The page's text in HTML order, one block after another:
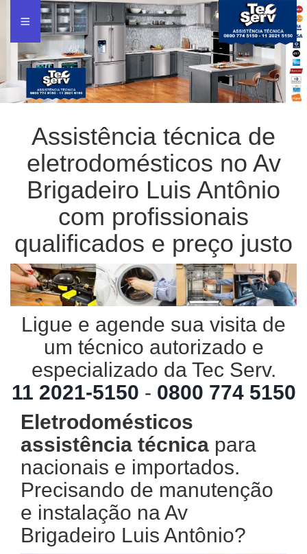
Assistência técnica de
eletrodomésticos no Av
Brigadeiro Luis Antônio
com profissionais
qualificados e preço justo
Ligue e agende sua visita de
um técnico autorizado e
especializado da Tec Serv.
11 2021-5150 - 0800 774 5150
Eletrodomésticos
assistência técnica para
nacionais e importados.
Precisando de manutenção
e instalação na Av
Brigadeiro Luis Antônio?